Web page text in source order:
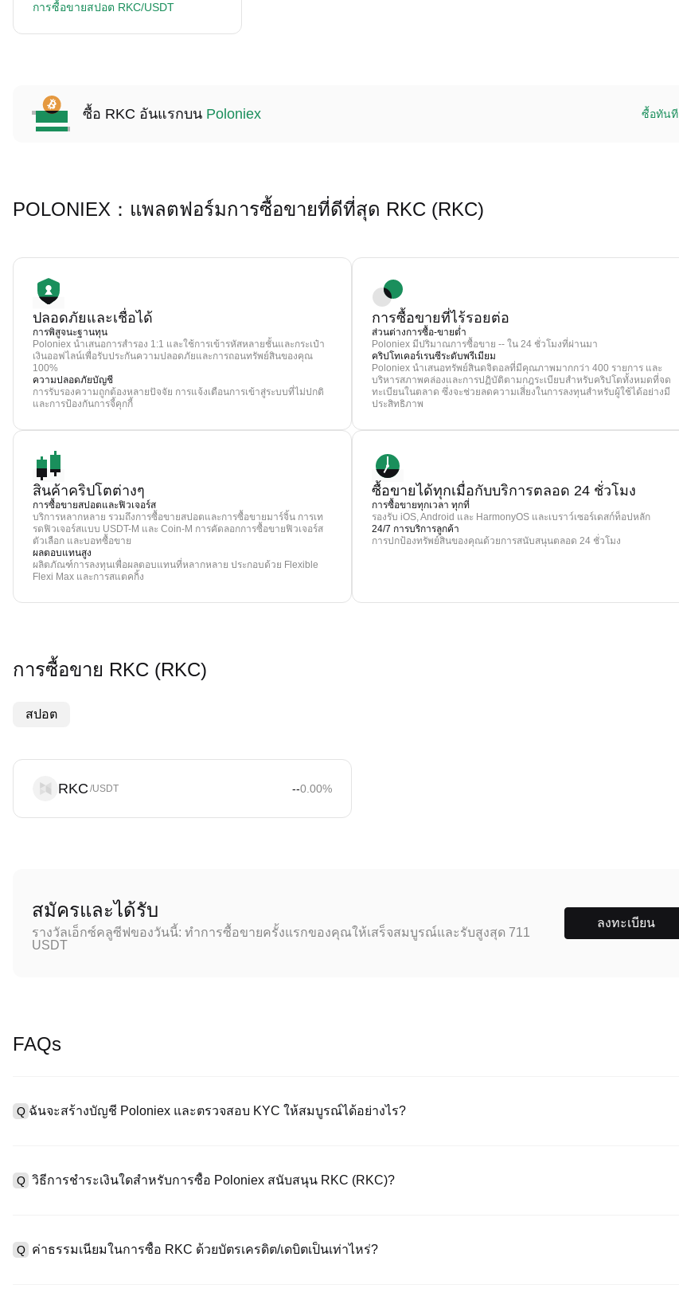
การซื้อขายสปอต RKC/USDT
ซื้อ RKC อันแรกบน Poloniex ซื้อทันที
POLONIEX：แพลตฟอร์มการซื้อขายที่ดีที่สุด RKC (RKC)
ปลอดภัยและเชื่อได้
การพิสูจนะฐานทุน
Poloniex นำเสนอการสำรอง 1:1 และใช้การเข้ารหัสหลายชั้นและกระเป๋า
เงินออฟไลน์เพื่อรับประกันความปลอดภัยและการถอนทรัพย์สินของคุณ
100%
ความปลอดภัยบัญชี
การรับรองความถูกต้องหลายปัจจัย การแจ้งเตือนการเข้าสู่ระบบที่ไม่ปกติ
และการป้องกันการจี้คุกกี้
การซื้อขายที่ไร้รอยต่อ
ส่วนต่างการซื้อ-ขายต่ำ
Poloniex มีปริมาณการซื้อขาย -- ใน 24 ชั่วโมงที่ผ่านมา
คริปโทเคอร์เรนซีระดับพรีเมียม
Poloniex นำเสนอทรัพย์สินดจิตอลที่มีคุณภาพมากกว่า 400 รายการ และ
บริหารสภาพคล่องและการปฏิบัติตามกฎระเบียบสำหรับคริปโตทั้งหมดที่จด
ทะเบียนในตลาด ซึ่งจะช่วยลดความเสี่ยงในการลงทุนสำหรับผู้ใช้ได้อย่างมี
ประสิทธิภาพ
สินค้าคริปโตต่างๆ
การซื้อขายสปอตและฟิวเจอร์ส
บริการหลากหลาย รวมถึงการซื้อขายสปอตและการซื้อขายมาร์จิ้น การเท
รดฟิวเจอร์สแบบ USDT-M และ Coin-M การคัดลอกการซื้อขายฟิวเจอร์ส
ตัวเลือก และบอทซื้อขาย
ผลตอบแทนสูง
ผลิตภัณฑ์การลงทุนเพื่อผลตอบแทนที่หลากหลาย ประกอบด้วย Flexible
Flexi Max และการสแตคกิ้ง
ซื้อขายได้ทุกเมื่อกับบริการตลอด 24 ชั่วโมง
การซื้อขายทุกเวลา ทุกที่
รองรับ iOS, Android และ HarmonyOS และเบราว์เซอร์เดสก์ท็อปหลัก
24/7 การบริการลูกค้า
การปกป้องทรัพย์สินของคุณด้วยการสนับสนุนตลอด 24 ชั่วโมง
การซื้อขาย RKC (RKC)
สปอต
RKC /USDT --0.00%
สมัครและได้รับ
รางวัลเอ็กซ์คลูซีฟของวันนี้: ทำการซื้อขายครั้งแรกของคุณให้เสร็จสมบูรณ์และรับสูงสุด 711
USDT
ลงทะเบียน
FAQs
Q ฉันจะสร้างบัญชี Poloniex และตรวจสอบ KYC ให้สมบูรณ์ได้อย่างไร?
"ความปลอดภัย" อัปโหลดเอกสาร Id ที่ถูกต้องของคุณ และถ่ายเซลฟี่เพื่อตรวจสอบ KYC ให้เสร็จสมบูรณ์ กระบวนการนี้มักจะใช้เวลา 24-48
Q วิธีการชำระเงินใดสำหรับการซื้อ Poloniex สนับสนุน RKC (RKC)?
ซื้อขาย OTC สำหรับธุรกรรมขนาดใหญ่เกิน 100,000 USD พร้อมใบเสนอราคาที่กำหนดเอง
Q ค่าธรรมเนียมในการซื้อ RKC ด้วยบัตรเครดิต/เดบิตเป็นเท่าไหร่?